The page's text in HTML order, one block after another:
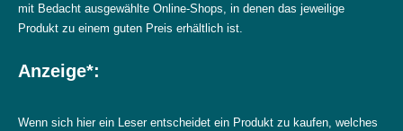
mit Bedacht ausgewählte Online-Shops, in denen das jeweilige
Produkt zu einem guten Preis erhältlich ist.
Anzeige*:
Wenn sich hier ein Leser entscheidet ein Produkt zu kaufen, welches